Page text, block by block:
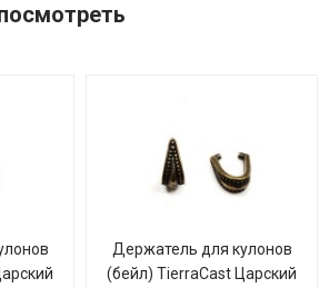
Держатель для кулонов
(бейл) TierraCast Царский